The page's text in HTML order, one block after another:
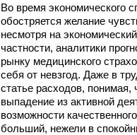
Во время экономического
обостряется желание
несмотря на
частности, аналитики
рынку медицинского
себя от невзгод. Даже в
статье расходов,
выпадение из активной
возможности
больший, нежели в